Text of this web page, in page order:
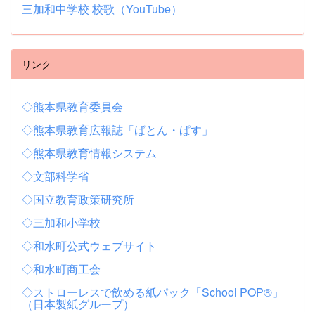
三加和中学校 校歌（YouTube）
リンク
◇熊本県教育委員会
◇熊本県教育広報誌「ばとん・ぱす」
◇熊本県教育情報システム
◇文部科学省
◇国立教育政策研究所
◇三加和小学校
◇和水町公式ウェブサイト
◇和水町商工会
◇ストローレスで飲める紙パック「School POP®」
（日本製紙グループ）